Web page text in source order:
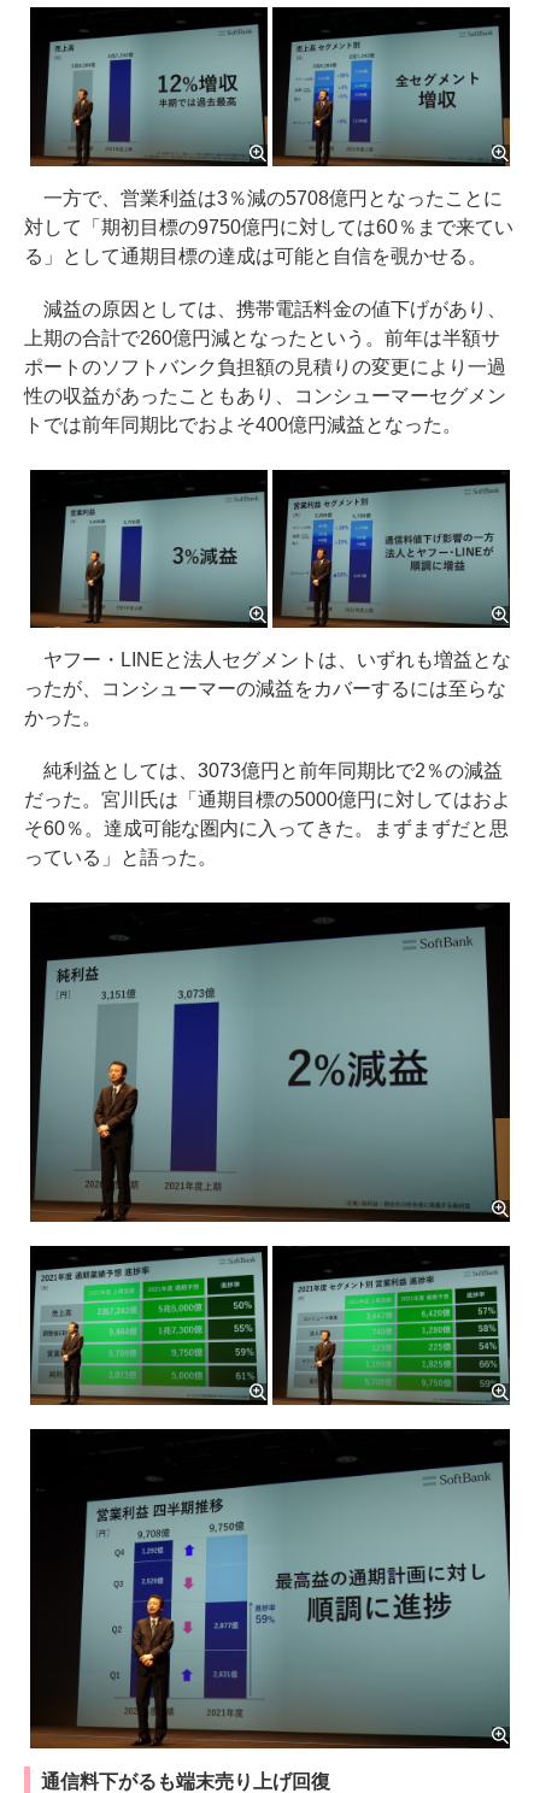
一方で、営業利益は3％減の5708億円となったことに
対して「期初目標の9750億円に対しては60％まで来てい
る」として通期目標の達成は可能と自信を覗かせる。
減益の原因としては、携帯電話料金の値下げがあり、
上期の合計で260億円減となったという。前年は半額サ
ポートのソフトバンク負担額の見積りの変更により一過
性の収益があったこともあり、コンシューマーセグメン
トでは前年同期比でおよそ400億円減益となった。
ヤフー・LINEと法人セグメントは、いずれも増益とな
ったが、コンシューマーの減益をカバーするには至らな
かった。
純利益としては、3073億円と前年同期比で2％の減益
だった。宮川氏は「通期目標の5000億円に対してはおよ
そ60％。達成可能な圏内に入ってきた。まずまずだと思
っている」と語った。
通信料下がるも端末売り上げ回復